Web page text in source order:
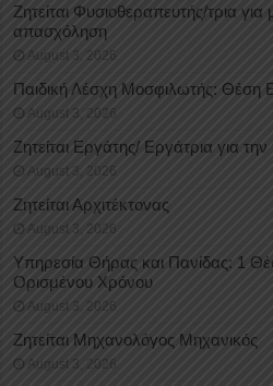
Ζητείται Φυσιοθεραπευτής/τρια
απασχόληση
August 3, 2026
Παιδική Λέσχη Μοσφιλωτής: Θέση
August 3, 2026
Ζητείται Εργάτης/ Εργάτρια για
August 3, 2026
Ζητείται Αρχιτέκτονας
August 3, 2026
Υπηρεσία Θήρας και Πανίδας: 1
Oρισμένου Xρόνου
August 3, 2026
Ζητείται Μηχανολόγος Μηχανικός
August 3, 2026